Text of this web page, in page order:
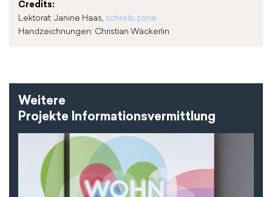
Credits:
Lektorat: Janine Haas, schreib.zone
Handzeichnungen: Christian Wäckerlin
Weitere
Projekte Informationsvermittlung